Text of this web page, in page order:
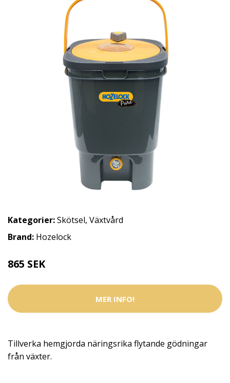
Kategorier:Skötsel, Växtvård
Brand: Hozelock
865 SEK
MER INFO!
Tillverka hemgjorda näringsrika flytande gödningar
från växter.